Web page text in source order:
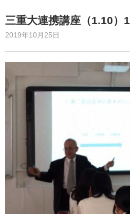
三重大連携講座（1.10）1
2019年10月25日